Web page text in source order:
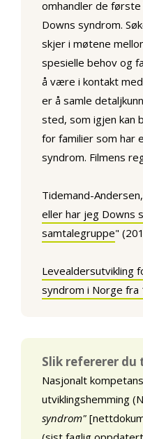
omhandler de
Downs syndrom.
skjer i møtene
spesielle behov og
å være i kontakt
er å samle
sted, som igjen kan
for familier som har
syndrom. Filmens
Tidemand-
eller har jeg Downs
samtalegruppe"
Levealdersutvikling
syndrom i Norge
Slik refererer
Nasjonalt
utviklingshemming
syndrom"